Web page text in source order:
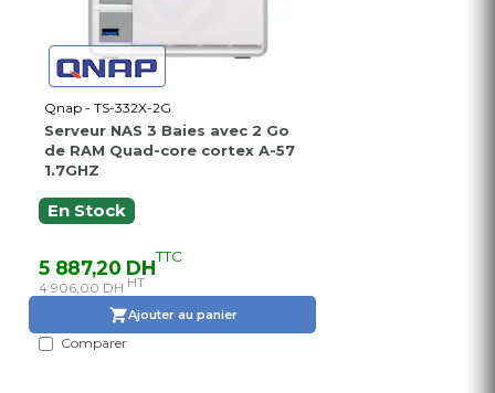
Qnap - TS-332X-2G
Serveur NAS 3 Baies avec 2 Go
de RAM Quad-core cortex A-57
1.7GHZ
En Stock
5 887,20 DHTTC
4 906,00 DH HT
Ajouter au panier
Comparer